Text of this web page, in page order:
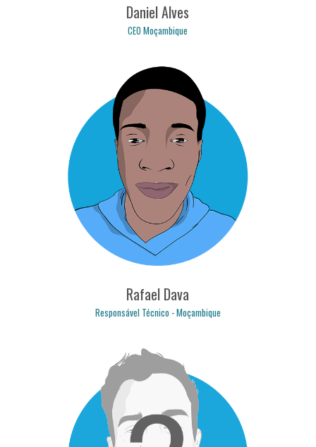
daniel.alves@logicpulse.com
Daniel Alves
CEO Moçambique
Rafael Dava
Responsável Técnico - Moçambique